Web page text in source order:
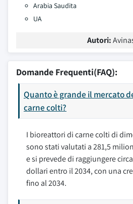
Arabia Saudita
UA
Autori:
Domande Frequenti(FAQ):
Quanto è grande il mercato
carne colti?
I bioreattori di carne colti di
sono stati valutati a 281,5
e si prevede di raggiungere
dollari entro il 2034, con una
fino al 2034.